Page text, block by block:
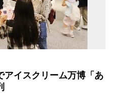
アイスクリーム万博「あ